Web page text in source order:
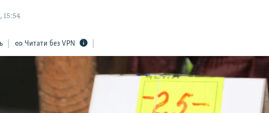
15:54
Читати без VPN